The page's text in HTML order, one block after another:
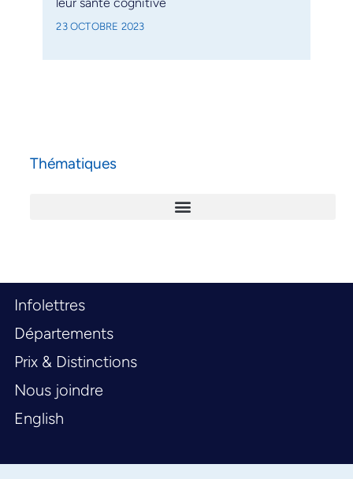
23 OCTOBRE 2023
Thématiques
Infolettres
Départements
Prix & Distinctions
Nous joindre
English